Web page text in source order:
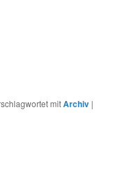
mitArchiv |